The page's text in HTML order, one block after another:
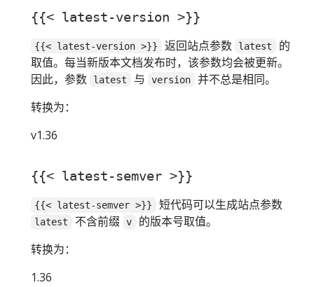
{{< latest-version >}}
{{< latest-version >}} 返回站点参数 latest
的
取值。每当新版本文档发布时，该参数均会被更新。
因此，参数
latest 与 version
并不总是相同。
转换为：
v1.36
{{< latest-semver >}}
{{< latest-semver >}} 短代码可以生成站点参数
latest 不含前缀 v
的版本号取值。
转换为：
1.36